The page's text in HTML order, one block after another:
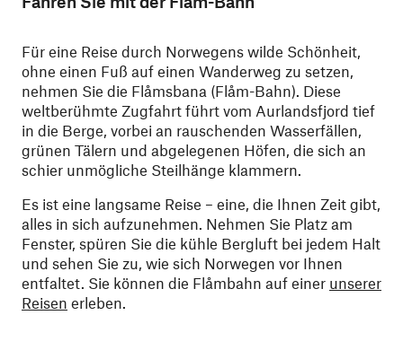
Für eine Reise durch Norwegens wilde Schönheit,
ohne einen Fuß auf einen Wanderweg zu setzen,
nehmen Sie die Flåmsbana (Flåm-Bahn). Diese
weltberühmte Zugfahrt führt vom Aurlandsfjord tief
in die Berge, vorbei an rauschenden Wasserfällen,
grünen Tälern und abgelegenen Höfen, die sich an
schier unmögliche Steilhänge klammern.
Es ist eine langsame Reise – eine, die Ihnen Zeit gibt,
alles in sich aufzunehmen. Nehmen Sie Platz am
Fenster, spüren Sie die kühle Bergluft bei jedem Halt
und sehen Sie zu, wie sich Norwegen vor Ihnen
entfaltet. Sie können die Flåmbahn auf einer unserer
Reisen erleben.